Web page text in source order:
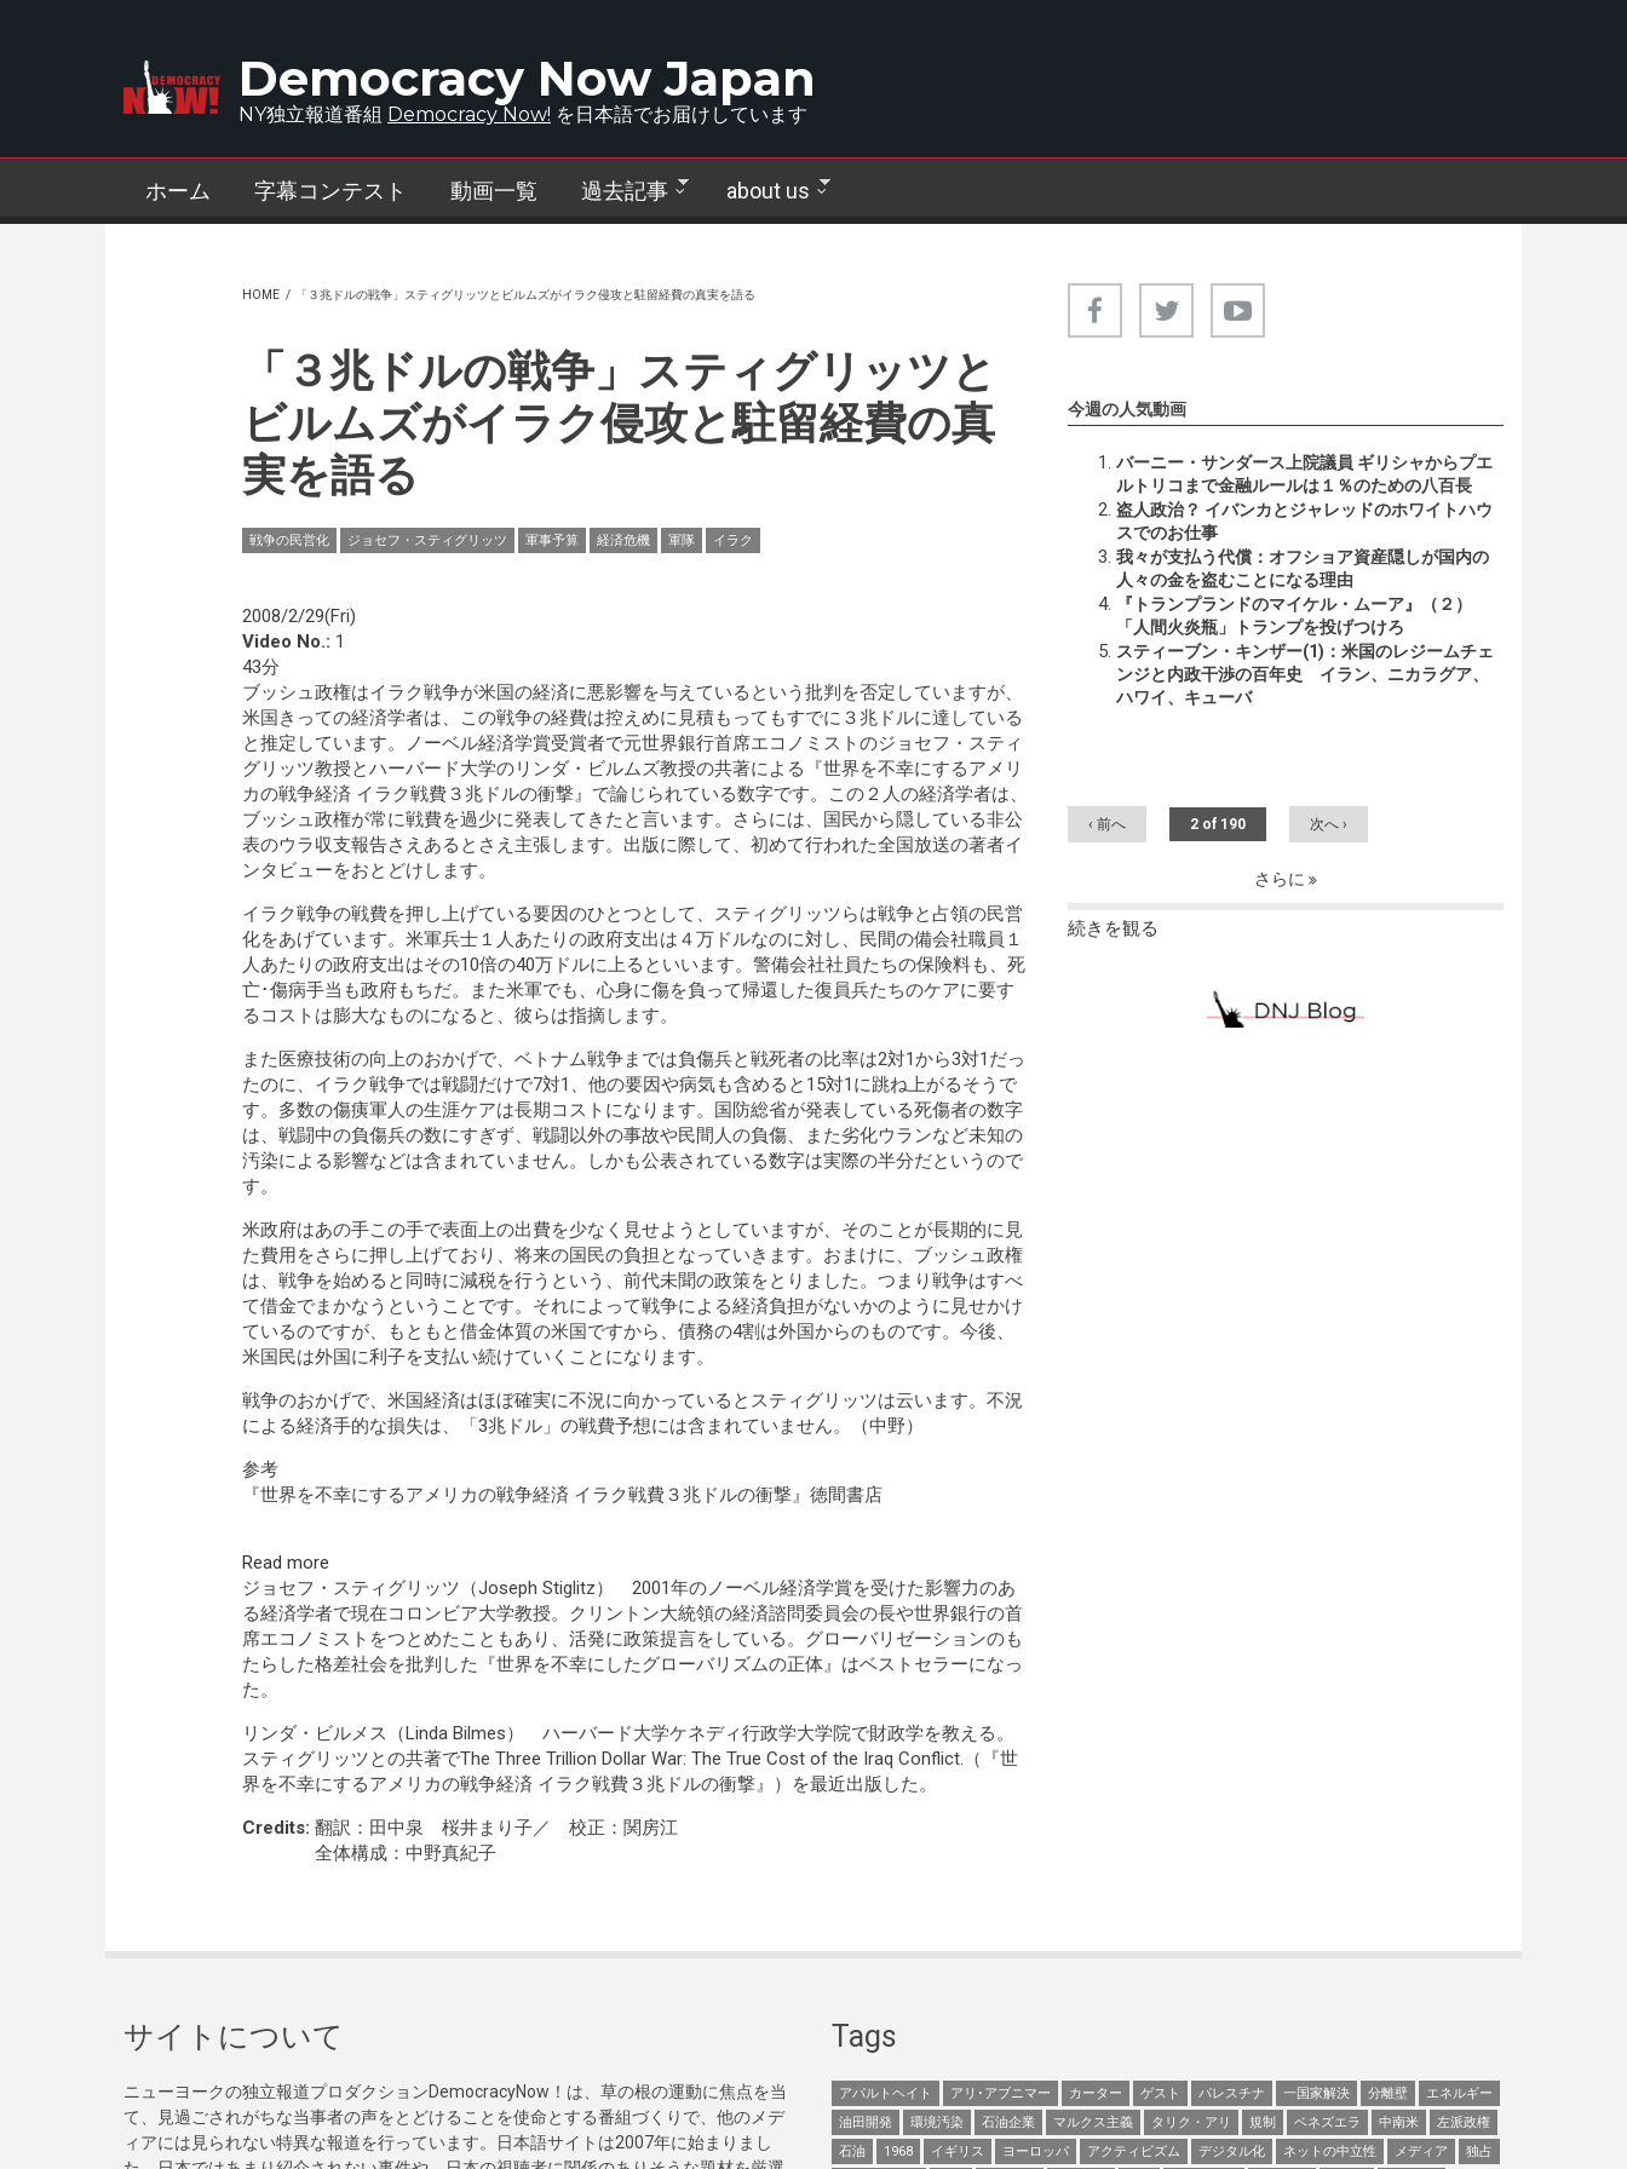
Democracy Now Japan
NY独立報道番組 Democracy Now! を日本語でお届けしています
ホーム 字幕コンテスト 動画一覧 過去記事 about us
HOME / 「３兆ドルの戦争」スティグリッツとビルムズがイラク侵攻と駐留経費の真実を語る
「３兆ドルの戦争」スティグリッツと
ビルムズがイラク侵攻と駐留経費の真
実を語る
戦争の民営化 ジョセフ・スティグリッツ 軍事予算 経済危機 軍隊 イラク
2008/2/29(Fri)
Video No.: 1
43分
ブッシュ政権はイラク戦争が米国の経済に悪影響を与えているという批判を否定していますが、
米国きっての経済学者は、この戦争の経費は控えめに見積もってもすでに３兆ドルに達している
と推定しています。ノーベル経済学賞受賞者で元世界銀行首席エコノミストのジョセフ・スティ
グリッツ教授とハーバード大学のリンダ・ビルムズ教授の共著による『世界を不幸にするアメリ
カの戦争経済 イラク戦費３兆ドルの衝撃』で論じられている数字です。この２人の経済学者は、
ブッシュ政権が常に戦費を過少に発表してきたと言います。さらには、国民から隠している非公
表のウラ収支報告さえあるとさえ主張します。出版に際して、初めて行われた全国放送の著者イ
ンタビューをおとどけします。
イラク戦争の戦費を押し上げている要因のひとつとして、スティグリッツらは戦争と占領の民営
化をあげています。米軍兵士１人あたりの政府支出は４万ドルなのに対し、民間の備会社職員１
人あたりの政府支出はその10倍の40万ドルに上るといいます。警備会社社員たちの保険料も、死
亡･傷病手当も政府もちだ。また米軍でも、心身に傷を負って帰還した復員兵たちのケアに要す
るコストは膨大なものになると、彼らは指摘します。
また医療技術の向上のおかげで、ベトナム戦争までは負傷兵と戦死者の比率は2対1から3対1だっ
たのに、イラク戦争では戦闘だけで7対1、他の要因や病気も含めると15対1に跳ね上がるそうで
す。多数の傷痍軍人の生涯ケアは長期コストになります。国防総省が発表している死傷者の数字
は、戦闘中の負傷兵の数にすぎず、戦闘以外の事故や民間人の負傷、また劣化ウランなど未知の
汚染による影響などは含まれていません。しかも公表されている数字は実際の半分だというので
す。
米政府はあの手この手で表面上の出費を少なく見せようとしていますが、そのことが長期的に見
た費用をさらに押し上げており、将来の国民の負担となっていきます。おまけに、ブッシュ政権
は、戦争を始めると同時に減税を行うという、前代未聞の政策をとりました。つまり戦争はすべ
て借金でまかなうということです。それによって戦争による経済負担がないかのように見せかけ
ているのですが、もともと借金体質の米国ですから、債務の4割は外国からのものです。今後、
米国民は外国に利子を支払い続けていくことになります。
戦争のおかげで、米国経済はほぼ確実に不況に向かっているとスティグリッツは云います。不況
による経済手的な損失は、「3兆ドル」の戦費予想には含まれていません。（中野）
参考
『世界を不幸にするアメリカの戦争経済 イラク戦費３兆ドルの衝撃』徳間書店
Read more
ジョセフ・スティグリッツ（Joseph Stiglitz） 2001年のノーベル経済学賞を受けた影響力のあ
る経済学者で現在コロンビア大学教授。クリントン大統領の経済諮問委員会の長や世界銀行の首
席エコノミストをつとめたこともあり、活発に政策提言をしている。グローバリゼーションのも
たらした格差社会を批判した『世界を不幸にしたグローバリズムの正体』はベストセラーになっ
た。
リンダ・ビルメス（Linda Bilmes） ハーバード大学ケネディ行政学大学院で財政学を教える。
スティグリッツとの共著でThe Three Trillion Dollar War: The True Cost of the Iraq Conflict.（『世
界を不幸にするアメリカの戦争経済 イラク戦費３兆ドルの衝撃』）を最近出版した。
Credits: 翻訳：田中泉 桜井まり子／ 校正：関房江
全体構成：中野真紀子
今週の人気動画
バーニー・サンダース上院議員 ギリシャからプエ
ルトリコまで金融ルールは１％のための八百長
盗人政治？ イバンカとジャレッドのホワイトハウ
スでのお仕事
我々が支払う代償：オフショア資産隠しが国内の
人々の金を盗むことになる理由
『トランプランドのマイケル・ムーア』（２）
「人間火炎瓶」トランプを投げつけろ
スティーブン・キンザー(1)：米国のレジームチェ
ンジと内政干渉の百年史 イラン、ニカラグア、
ハワイ、キューバ
‹ 前へ 2 of 190 次へ ›
さらに
続きを観る
サイトについて
ニューヨークの独立報道プロダクションDemocracyNow！は、草の根の運動に焦点を当
て、見過ごされがちな当事者の声をとどけることを使命とする番組づくりで、他のメデ
ィアには見られない特異な報道を行っています。日本語サイトは2007年に始まりまし
Tags
アパルトヘイト アリ･アブニマー カーター ゲスト パレスチナ 一国家解決 分離壁
エネルギー
油田開発
環境汚染 石油企業 マルクス主義 タリク・アリ 規制 ベネズエラ 中南米
左派政権
石油
1968 イギリス ヨーロッパ アクティビズム デジタル化 ネットの中立性 メディア 独占